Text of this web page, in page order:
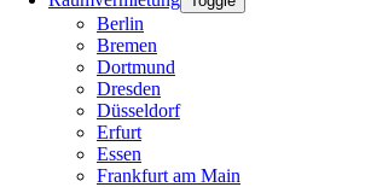
Berlin
Bremen
Dortmund
Dresden
Düsseldorf
Erfurt
Essen
Frankfurt am Main